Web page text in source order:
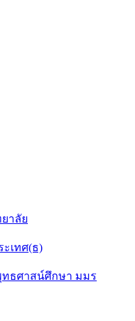
าลัย
เทศ(ธ)
ธศาสน์ศึกษา มมร